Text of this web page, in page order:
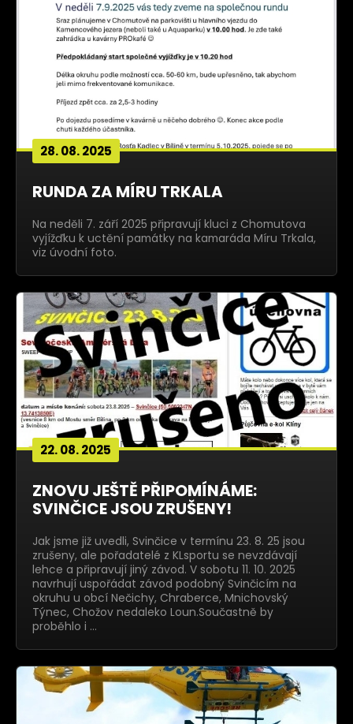
28. 08. 2025
RUNDA ZA MÍRU TRKALA
Na neděli 7. září 2025 připravují kluci z Chomutova
vyjížďku k uctění památky na kamaráda Míru Trkala,
viz úvodní foto.
22. 08. 2025
ZNOVU JEŠTĚ PŘIPOMÍNÁME:
SVINČICE JSOU ZRUŠENY!
Jak jsme již uvedli, Svinčice v termínu 23. 8. 25 jsou
zrušeny, ale pořadatelé z KLsportu se nevzdávají
lehce a připravují jiný závod. V sobotu 11. 10. 2025
navrhují uspořádat závod podobný Svinčicím na
okruhu u obcí Nečichy, Chraberce, Mnichovský
Týnec, Chožov nedaleko Loun.Součastně by
proběhlo i …